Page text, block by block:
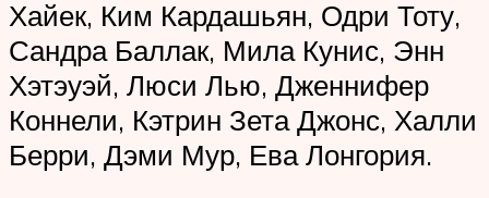
Хайек, Ким Кардашьян, Одри Тоту,
Сандра Баллак, Мила Кунис, Энн
Хэтэуэй, Люси Лью, Дженнифер
Коннели, Кэтрин Зета Джонс, Халли
Берри, Дэми Мур, Ева Лонгория.